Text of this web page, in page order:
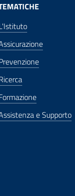
e Supporto